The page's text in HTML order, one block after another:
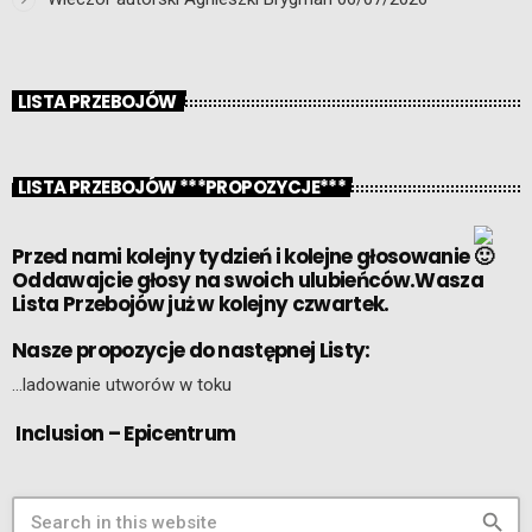
LISTA PRZEBOJÓW
LISTA PRZEBOJÓW ***PROPOZYCJE***
Przed nami kolejny tydzień i kolejne głosowanie
Oddawajcie głosy na swoich ulubieńców.Wasza
Lista Przebojów już w kolejny czwartek.
Nasze propozycje do następnej Listy:
…ladowanie utworów w toku
Inclusion – Epicentrum
search